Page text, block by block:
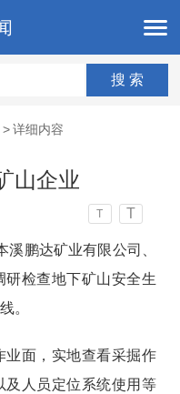
> 详细内容
山企业
T T
鹏达矿业有限公司、
检查地下矿山安全生
。
面，实地查看采掘作
及人员定位系统使用等